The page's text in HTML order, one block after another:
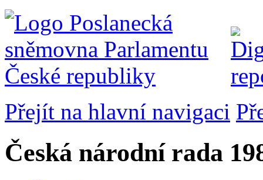
Přejít na hlavní navigaci
Česká národní rada